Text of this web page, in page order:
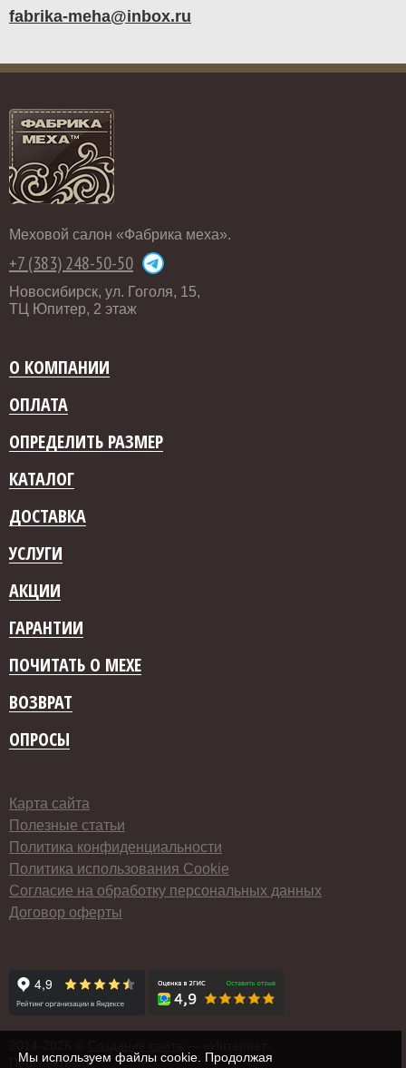
fabrika-meha@inbox.ru
Меховой салон «Фабрика меха».
+7 (383) 248-50-50
Новосибирск, ул. Гоголя, 15,
ТЦ Юпитер, 2 этаж
О КОМПАНИИ
ОПЛАТА
ОПРЕДЕЛИТЬ РАЗМЕР
КАТАЛОГ
ДОСТАВКА
УСЛУГИ
АКЦИИ
ГАРАНТИИ
ПОЧИТАТЬ О МЕХЕ
ВОЗВРАТ
ОПРОСЫ
Карта сайта
Полезные статьи
Политика конфиденциальности
Политика использования Cookie
Согласие на обработку персональных данных
Договор оферты
Перспектива»
Мы используем файлы cookie. Продолжая